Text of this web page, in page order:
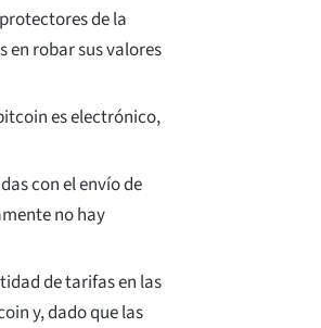
de la
en robar sus valores
es electrónico,
con el envío de
no hay
de tarifas en las
y, dado que las